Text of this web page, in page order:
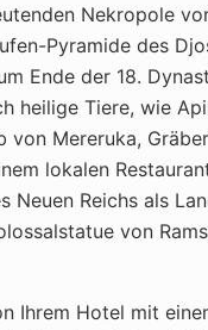
Nekropole
Pyramide des
Ende der 18.
heilige Tiere, wie
Mereruka,
lokalen
Reichs als
von
Ihrem Hotel mit